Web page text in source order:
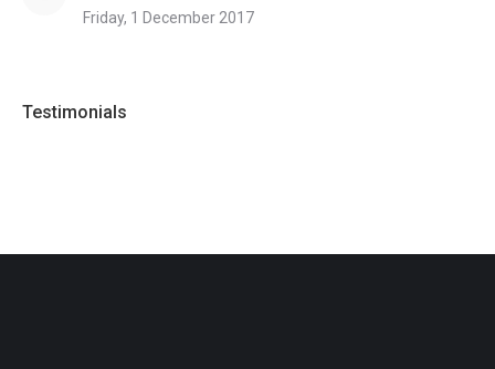
Friday, 1 December 2017
Testimonials